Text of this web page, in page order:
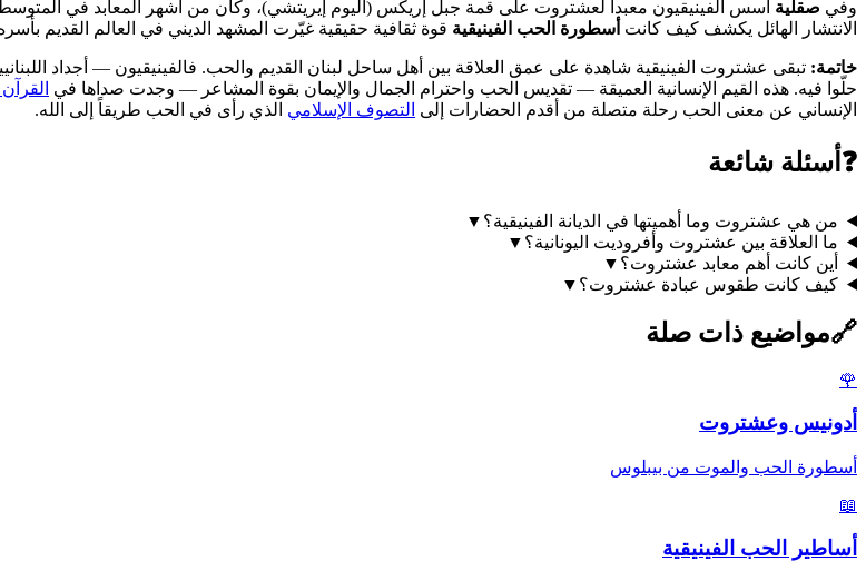
وفي صقلية أسس الفينيقيون معبداً لعشتروت على قمة جبل إريكس (اليوم إيريتشي)، وكان من أشهر المعابد في
الانتشار الهائل يكشف كيف كانت أسطورة الحب الفينيقية قوة ثقافية حقيقية غيّرت المشهد الديني في العالم القديم
خاتمة: تبقى عشتروت الفينيقية شاهدة على عمق العلاقة بين أهل ساحل لبنان القديم والحب. فالفينيقيون — أجداد
حلّوا فيه. هذه القيم الإنسانية العميقة — تقديس الحب واحترام الجمال والإيمان بقوة المشاعر — وجدت صداها في
الإنساني عن معنى الحب رحلة متصلة من أقدم الحضارات إلى التصوف الإسلامي الذي رأى في الحب طريقاً إلى الله.
❓ أسئلة شائعة
من هي عشتروت وما أهميتها في الديانة الفينيقية؟ ▼
ما العلاقة بين عشتروت وأفروديت اليونانية؟ ▼
أين كانت أهم معابد عشتروت؟ ▼
كيف كانت طقوس عبادة عشتروت؟ ▼
🔗مواضيع ذات صلة
🌹
أدونيس وعشتروت
أسطورة الحب والموت من بيبلوس
📖
أساطير الحب الفينيقية